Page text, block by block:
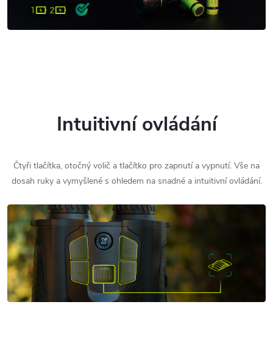
Intuitivní ovládání
Čtyři tlačítka, otočný volič a tlačítko pro zapnutí a vypnutí. Vše na
dosah ruky a vymyšlené s ohledem na snadné a intuitivní ovládání.